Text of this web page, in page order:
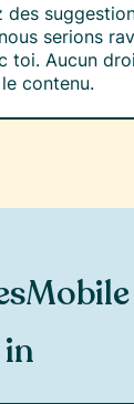
des
serions
toi. Aucun
contenu.